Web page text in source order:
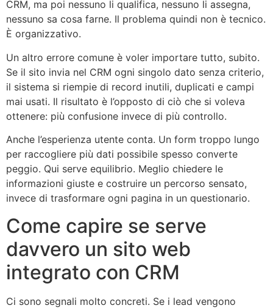
CRM, ma poi nessuno li qualifica, nessuno li assegna,
nessuno sa cosa farne. Il problema quindi non è tecnico.
È organizzativo.
Un altro errore comune è voler importare tutto, subito.
Se il sito invia nel CRM ogni singolo dato senza criterio,
il sistema si riempie di record inutili, duplicati e campi
mai usati. Il risultato è l’opposto di ciò che si voleva
ottenere: più confusione invece di più controllo.
Anche l’esperienza utente conta. Un form troppo lungo
per raccogliere più dati possibile spesso converte
peggio. Qui serve equilibrio. Meglio chiedere le
informazioni giuste e costruire un percorso sensato,
invece di trasformare ogni pagina in un questionario.
Come capire se serve
davvero un sito web
integrato con CRM
Ci sono segnali molto concreti. Se i lead vengono